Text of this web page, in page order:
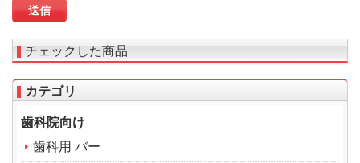
チェックした商品
カテゴリ
歯科院向け
歯科用 バー